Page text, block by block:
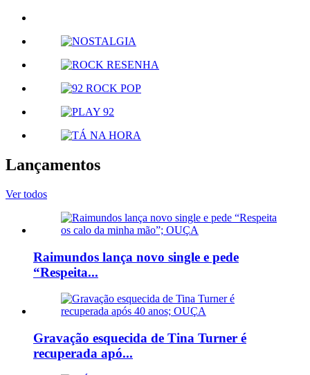
Lançamentos
Ver todos
Raimundos lança novo single e pede
“Respeita...
Gravação esquecida de Tina Turner é
recuperada apó...